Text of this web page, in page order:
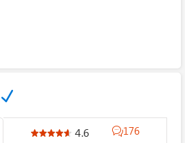
4.6 176